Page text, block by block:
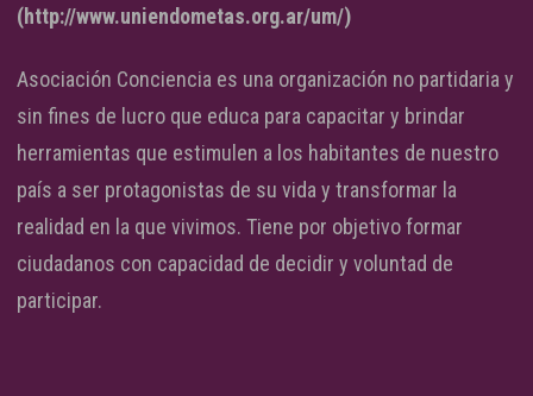
(http://www.uniendometas.org.ar/um/)
Asociación Conciencia es una organización no partidaria y
sin fines de lucro que educa para capacitar y brindar
herramientas que estimulen a los habitantes de nuestro
país a ser protagonistas de su vida y transformar la
realidad en la que vivimos. Tiene por objetivo formar
ciudadanos con capacidad de decidir y voluntad de
participar.